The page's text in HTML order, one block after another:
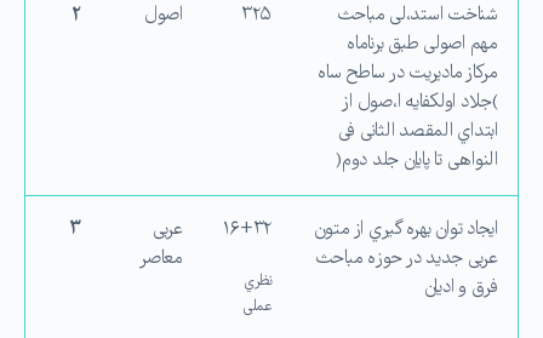
شناخت استد،لی مباحث
مهم اصولی طبق برناماه
مركاز مادیریت در ساطح ساه
)جلاد اولكفایه ا،صول از
ابتداي المقصد الثانی فی
النواهی تا پایان جلد دوم(
اصول ۲
ایجاد توان بهره گیري از متون
عربی جدید در حوزه مباحث
فرق و ادیان
نظري
عملی
عربی
معاصر
۳